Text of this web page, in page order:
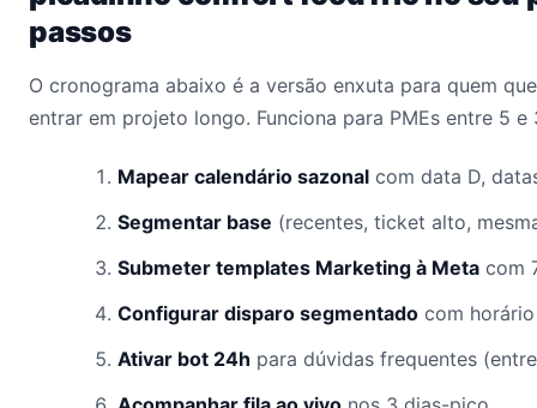
passos
O cronograma abaixo é a versão enxuta para quem
entrar em projeto longo. Funciona para PMEs entre 5 e
Mapear calendário sazonal com data D,
Segmentar base (recentes, ticket alto,
Submeter templates Marketing à Meta com
Configurar disparo segmentado com
Ativar bot 24h para dúvidas frequentes